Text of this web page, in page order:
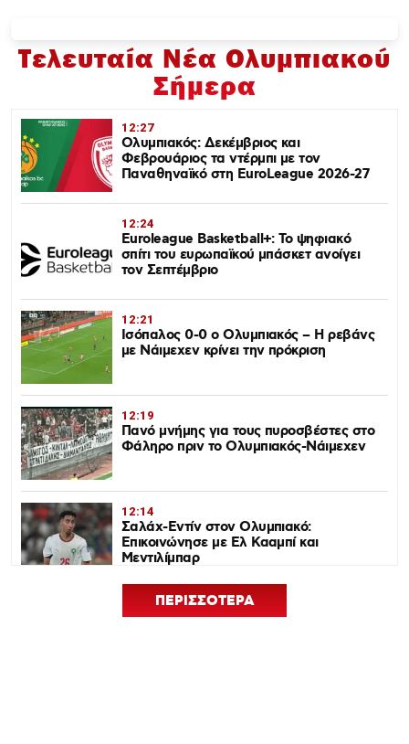
Τελευταία Νέα Ολυμπιακού
Σήμερα
12:27
Ολυμπιακός: Δεκέμβριος και
Φεβρουάριος τα ντέρμπι με τον
Παναθηναϊκό στη EuroLeague 2026-27
12:24
Euroleague Basketball+: Το ψηφιακό
σπίτι του ευρωπαϊκού μπάσκετ ανοίγει
τον Σεπτέμβριο
12:21
Ισόπαλος 0-0 ο Ολυμπιακός – Η ρεβάνς
με Νάιμεχεν κρίνει την πρόκριση
12:19
Πανό μνήμης για τους πυροσβέστες στο
Φάληρο πριν το Ολυμπιακός-Νάιμεχεν
12:14
Σαλάχ-Εντίν στον Ολυμπιακό:
Επικοινώνησε με Ελ Κααμπί και
Μεντιλίμπαρ
Ολυμπιακός: Ρεκόρ πώλησης Αντρέ
ΠΕΡΙΣΣΟΤΕΡΑ